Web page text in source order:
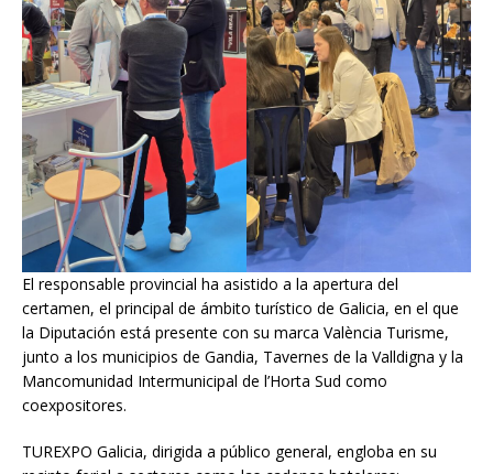
El responsable provincial ha asistido a la apertura del
certamen, el principal de ámbito turístico de Galicia, en el que
la Diputación está presente con su marca València Turisme,
junto a los municipios de Gandia, Tavernes de la Valldigna y la
Mancomunidad Intermunicipal de l’Horta Sud como
coexpositores.
TUREXPO Galicia, dirigida a público general, engloba en su